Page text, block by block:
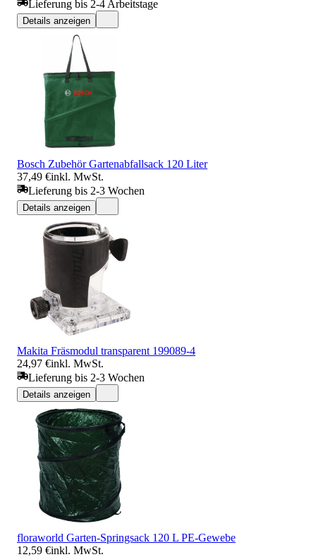
Lieferung bis 2-4 Arbeitstage
Details anzeigen
Bosch Zubehör Gartenabfallsack 120 Liter
37,49 €inkl. MwSt.
Lieferung bis 2-3 Wochen
Details anzeigen
Makita Fräsmodul transparent 199089-4
24,97 €inkl. MwSt.
Lieferung bis 2-3 Wochen
Details anzeigen
floraworld Garten-Springsack 120 L PE-Gewebe
12,59 €inkl. MwSt.